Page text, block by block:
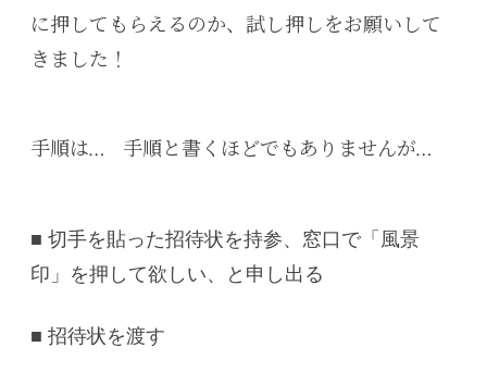
に押してもらえるのか、試し押しをお願いして
きました！
手順は… 手順と書くほどでもありませんが…
■ 切手を貼った招待状を持参、窓口で「風景
印」を押して欲しい、と申し出る
■ 招待状を渡す